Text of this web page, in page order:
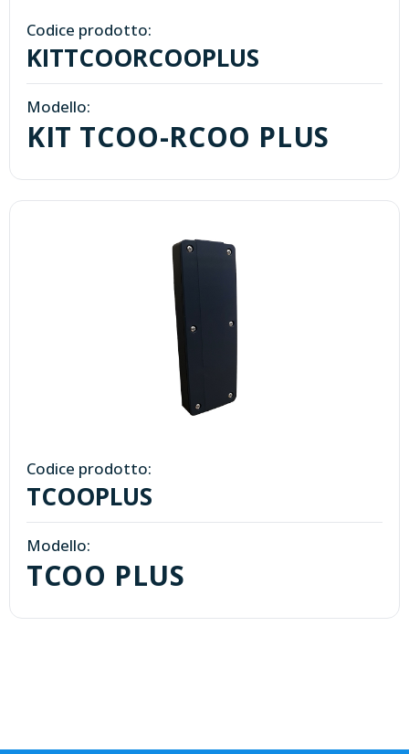
Codice prodotto:
KITTCOORCOOPLUS
Modello:
KIT TCOO-RCOO PLUS
Codice prodotto:
TCOOPLUS
Modello:
TCOO PLUS